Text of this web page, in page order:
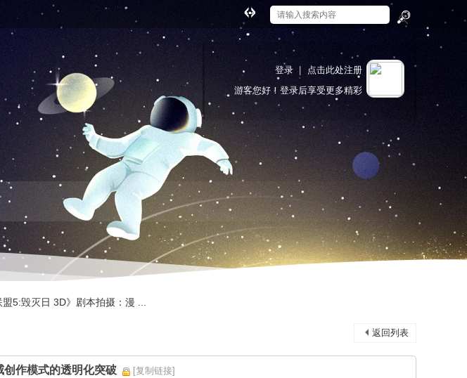
索
切
换
宽
版
登录
点击此处注册
游客您好！登录后享受更多精彩
5:毁灭日 3D》剧本拍摄：漫 ...
返回列表
创作模式的透明化突破 [复制链接]